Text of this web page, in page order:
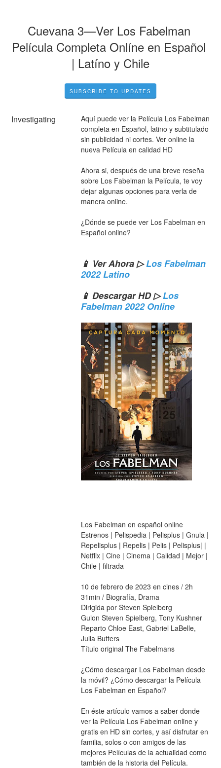
Cuevana 3—Ver Los Fabelman
Película Completa Onlíne en Español
| Latíno y Chile
SUBSCRIBE TO UPDATES
Investigating
Aquí puede ver la Película Los Fabelman
completa en Español, latino y subtitulado
sin publicidad ni cortes. Ver online la
nueva Película en calidad HD
Ahora si, después de una breve reseña
sobre Los Fabelman la Película, te voy
dejar algunas opciones para verla de
manera online.
¿Dónde se puede ver Los Fabelman en
Español online?
📱 Ver Ahora ▷ Los Fabelman
2022 Latino
📱 Descargar HD ▷ Los
Fabelman 2022 Online
Los Fabelman en español online
Estrenos | Pelispedia | Pelisplus | Gnula |
Repelisplus | Repelis | Pelis | Pelisplus| |
Netflix | Cine | Cinema | Calidad | Mejor |
Chile | filtrada
10 de febrero de 2023 en cines / 2h
31min / Biografía, Drama
Dirigida por Steven Spielberg
Guion Steven Spielberg, Tony Kushner
Reparto Chloe East, Gabriel LaBelle,
Julia Butters
Título original The Fabelmans
¿Cómo descargar Los Fabelman desde
la móvil? ¿Cómo descargar la Película
Los Fabelman en Español?
En éste artículo vamos a saber donde
ver la Película Los Fabelman online y
gratis en HD sin cortes, y así disfrutar en
familia, solos o con amigos de las
mejores Películas de la actualidad como
también de la historia del Película.